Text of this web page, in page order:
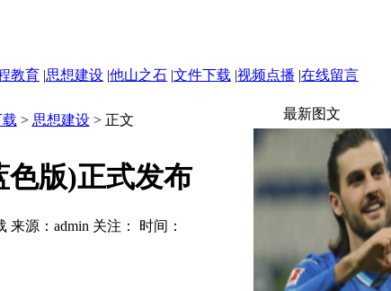
教育 |思想建设 |他山之石 |文件下载 |视频点播 |在线留言
> 思想建设> 正文
色版)正式发布
来源：admin 关注： 时间：
最新图文